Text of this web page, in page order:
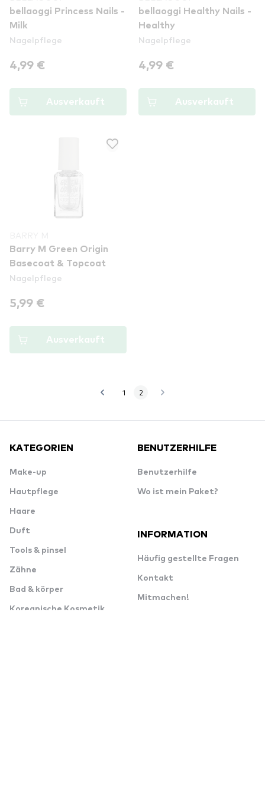
bellaoggi Princess Nails -
Milk
Nagelpflege
4,99 €
Ausverkauft
bellaoggi Healthy Nails -
Healthy
Nagelpflege
4,99 €
Ausverkauft
Barry M Green Origin
Basecoat & Topcoat
Nagelpflege
5,99 €
Ausverkauft
1 2
KATEGORIEN
Make-up
Hautpflege
Haare
Duft
Tools & pinsel
Zähne
Bad & körper
Koreanische Kosmetik
BENUTZERHILFE
Benutzerhilfe
Wo ist mein Paket?
INFORMATION
Häufig gestellte Fragen
Kontakt
Mitmachen!